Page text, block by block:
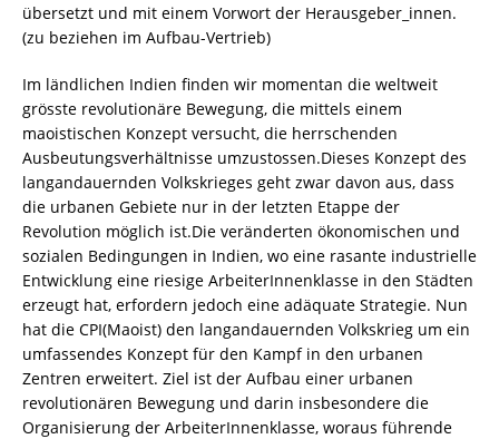
übersetzt und mit einem Vorwort der Herausgeber_innen.
(zu beziehen im Aufbau-Vertrieb)
Im ländlichen Indien finden wir momentan die weltweit
grösste revolutionäre Bewegung, die mittels einem
maoistischen Konzept versucht, die herrschenden
Ausbeutungsverhältnisse umzustossen.Dieses Konzept des
langandauernden Volkskrieges geht zwar davon aus, dass
die urbanen Gebiete nur in der letzten Etappe der
Revolution möglich ist.Die veränderten ökonomischen und
sozialen Bedingungen in Indien, wo eine rasante industrielle
Entwicklung eine riesige ArbeiterInnenklasse in den Städten
erzeugt hat, erfordern jedoch eine adäquate Strategie. Nun
hat die CPI(Maoist) den langandauernden Volkskrieg um ein
umfassendes Konzept für den Kampf in den urbanen
Zentren erweitert. Ziel ist der Aufbau einer urbanen
revolutionären Bewegung und darin insbesondere die
Organisierung der ArbeiterInnenklasse, woraus führende